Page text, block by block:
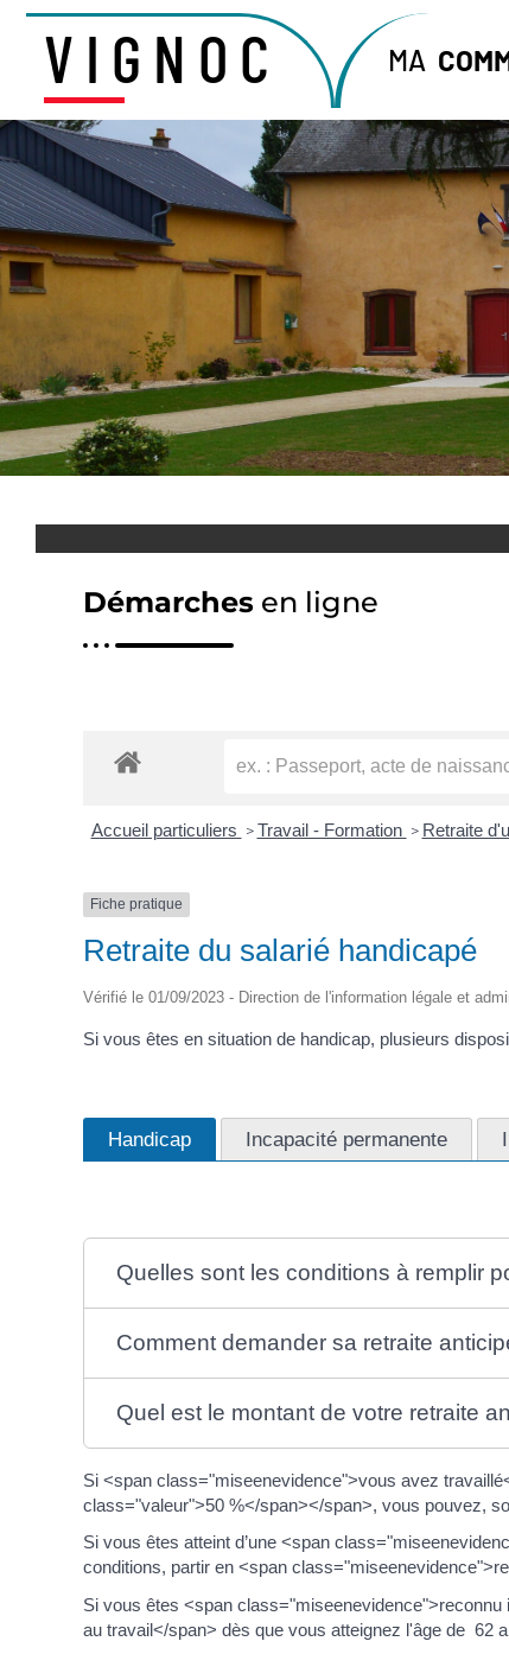
VIGNOC MA
Démarches en ligne
Accueil particuliers > Travail - Formation > Retraite
Fiche pratique
Retraite du salarié handicapé
Vérifié le 01/09/2023 - Direction de l'information légale et
Si vous êtes en situation de handicap, plusieurs
Handicap Incapacité permanente
Quelles sont les conditions à remplir
Comment demander sa retraite
Quel est le montant de votre retraite
Si <span class="miseenevidence">vous avez
class="valeur">50 %</span></span>, vous pouvez,
Si vous êtes atteint d’une <span
conditions, partir en <span
Si vous êtes <span
au travail</span> dès que vous atteignez l'âge de 62